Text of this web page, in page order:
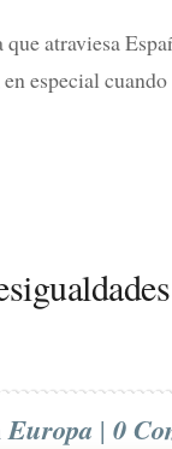
atraviesa
especial
Europa | 0